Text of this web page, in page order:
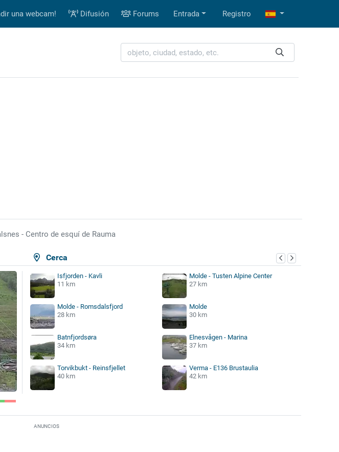
una webcam! Difusión Forums Entrada Registro
- Centro de esquí de Rauma
Cerca
Isfjorden - Kavli
11 km
Molde - Tusten Alpine Center
27 km
Molde - Romsdalsfjord
28 km
Molde
30 km
Batnfjordsøra
34 km
Elnesvågen - Marina
37 km
Torvikbukt - Reinsfjellet
40 km
Verma - E136 Brustaulia
42 km
ANUNCIOS